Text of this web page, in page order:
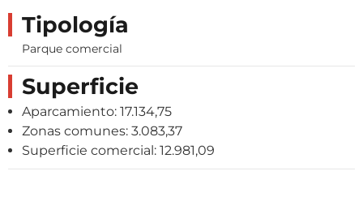
Tipología
Parque comercial
Superficie
Aparcamiento: 17.134,75
Zonas comunes: 3.083,37
Superficie comercial: 12.981,09